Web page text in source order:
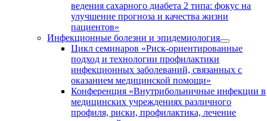
ведения сахарного диабета 2 типа: фокус на
улучшение прогноза и качества жизни
пациентов»
Инфекционные болезни и эпидемиология
Цикл семинаров «Риск-ориентированные
подход и технологии профилактики
инфекционных заболеваний, связанных с
оказанием медицинской помощи»
Конференция «Внутрибольничные инфекции в
медицинских учреждениях различного
профиля, риски, профилактика, лечение